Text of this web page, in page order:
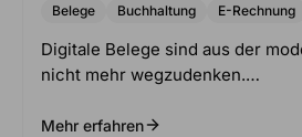
Belege Buchhaltung E-Rechnung
Digitale Belege sind aus der
nicht mehr wegzudenken.…
Mehr erfahren